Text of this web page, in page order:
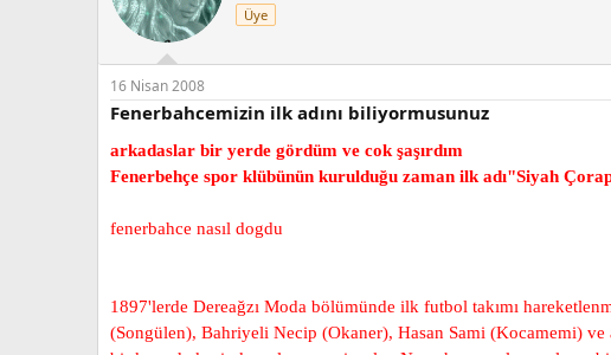
u
a
ş
l
a
t
a
g
ı
ç
t
a
r
i
h
i
Üye
16 Nisan 2008
Fenerbahcemizin ilk adını biliyormusunuz
arkadaslar bir yerde gördüm ve cok şaşırdım
Fenerbehçe spor klübünün kurulduğu zaman ilk adı"Siyah
fenerbahce nasıl dogdu
1897'lerde Dereağzı Moda bölümünde ilk futbol takımı
(Songülen), Bahriyeli Necip (Okaner), Hasan Sami (Kocamemi)